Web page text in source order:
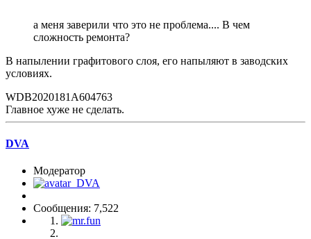
а меня заверили что это не проблема.... В чем
сложность ремонта?
В напылении графитового слоя, его напыляют в заводских
условиях.
WDB2020181A604763
Главное хуже не сделать.
DVA
Модератор
Сообщения: 7,522